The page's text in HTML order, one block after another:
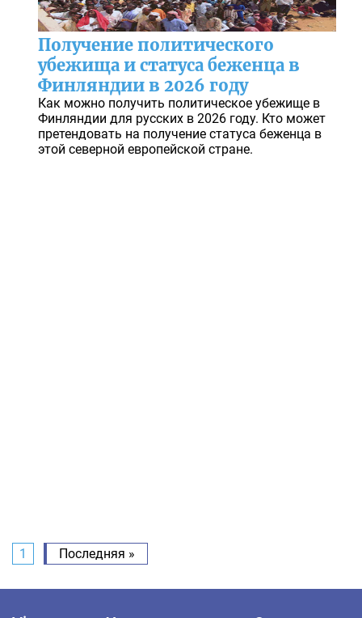
Получение политического
убежища и статуса беженца в
Финляндии в 2026 году
Как можно получить политическое убежище в
Финляндии для русских в 2026 году. Кто может
претендовать на получение статуса беженца в
этой северной европейской стране.
1 Последняя »